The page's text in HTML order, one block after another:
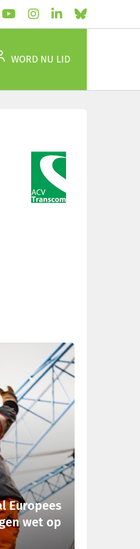
WORD NU LID
Europees
wet op